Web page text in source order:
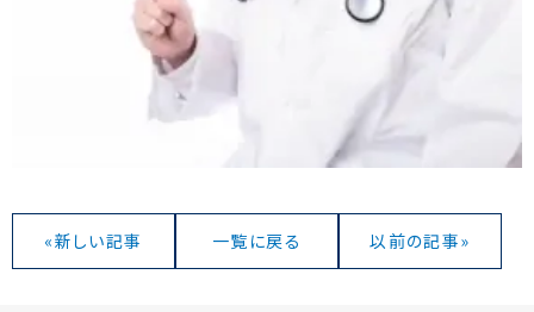
«新しい記事 一覧に戻る 以前の記事»